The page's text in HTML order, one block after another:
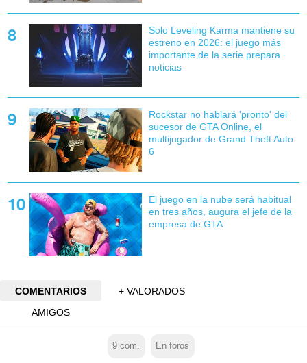
Solo Leveling Karma mantiene su
estreno en 2026: el juego más
importante de la serie prepara
noticias
Rockstar no hablará 'pronto' del
sucesor de GTA Online, el
multijugador de Grand Theft Auto
6
El juego en la nube será habitual
en tres años, augura el jefe de la
empresa de GTA
COMENTARIOS
+ VALORADOS
AMIGOS
9 com. En foros